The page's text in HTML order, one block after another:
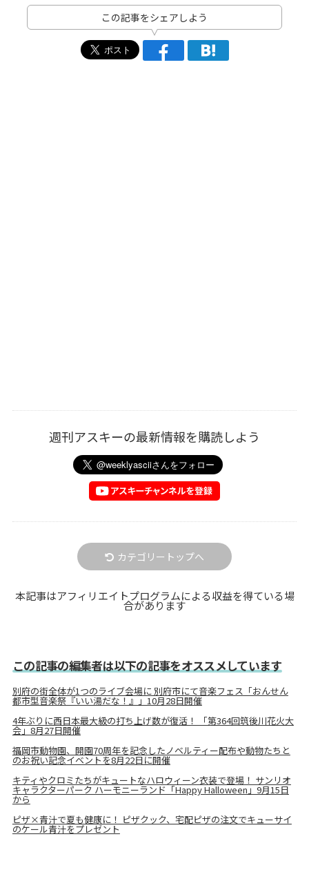
この記事をシェアしよう
週刊アスキーの最新情報を購読しよう
カテゴリートップへ
本記事はアフィリエイトプログラムによる収益を得ている場
合があります
この記事の編集者は以下の記事をオススメしています
別府の街全体が1つのライブ会場に 別府市にて音楽フェス「おんせん
都市型音楽祭『いい湯だな！』」10月28日開催
4年ぶりに西日本最大級の打ち上げ数が復活！ 「第364回筑後川花火大
会」8月27日開催
福岡市動物園、開園70周年を記念したノベルティー配布や動物たちと
のお祝い記念イベントを8月22日に開催
キティやクロミたちがキュートなハロウィーン衣装で登場！ サンリオ
キャラクターパーク ハーモニーランド「Happy Halloween」9月15日
から
ピザ×青汁で夏も健康に！ ピザクック、宅配ピザの注文でキューサイ
のケール青汁をプレゼント